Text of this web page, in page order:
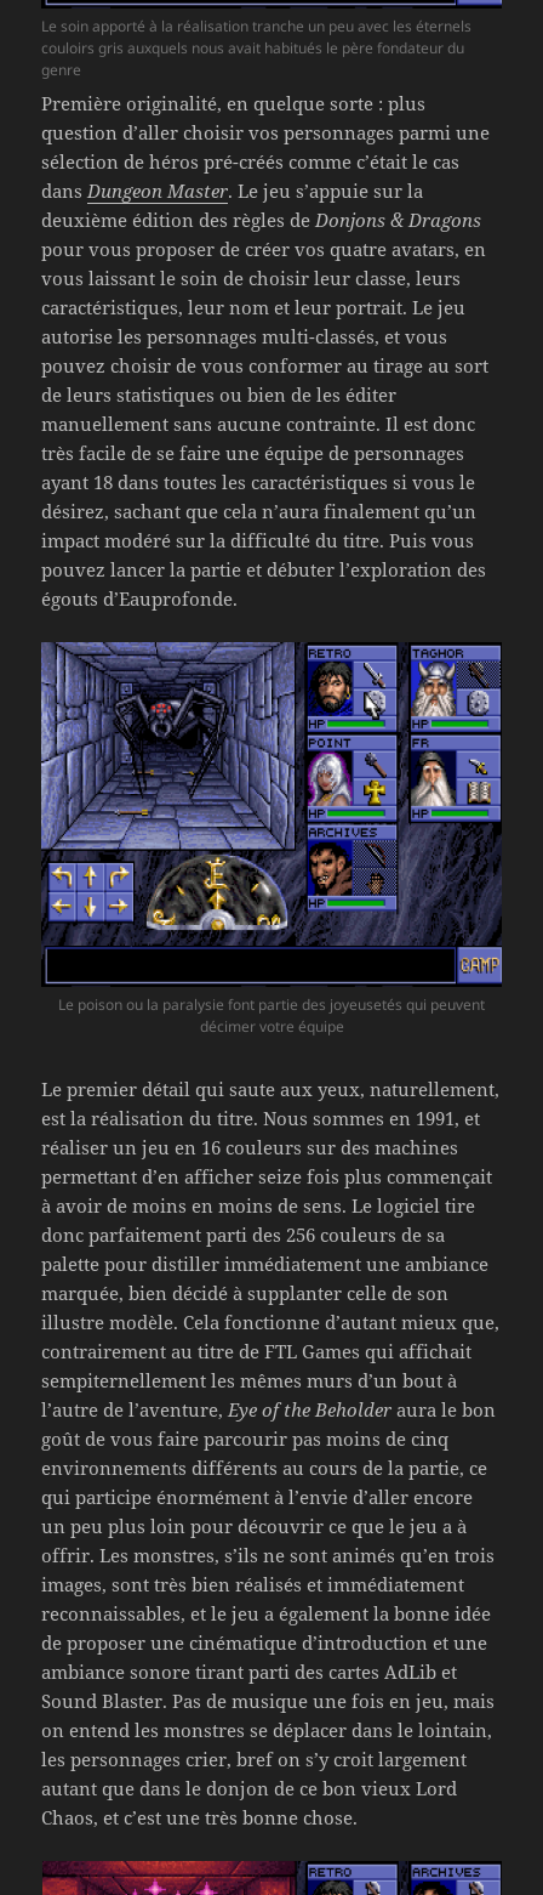
Le soin apporté à la réalisation tranche un peu avec les éternels
couloirs gris auxquels nous avait habitués le père fondateur du
genre
Première originalité, en quelque sorte : plus
question d’aller choisir vos personnages parmi une
sélection de héros pré-créés comme c’était le cas
dans Dungeon Master. Le jeu s’appuie sur la
deuxième édition des règles de Donjons & Dragons
pour vous proposer de créer vos quatre avatars, en
vous laissant le soin de choisir leur classe, leurs
caractéristiques, leur nom et leur portrait. Le jeu
autorise les personnages multi-classés, et vous
pouvez choisir de vous conformer au tirage au sort
de leurs statistiques ou bien de les éditer
manuellement sans aucune contrainte. Il est donc
très facile de se faire une équipe de personnages
ayant 18 dans toutes les caractéristiques si vous le
désirez, sachant que cela n’aura finalement qu’un
impact modéré sur la difficulté du titre. Puis vous
pouvez lancer la partie et débuter l’exploration des
égouts d’Eauprofonde.
Le poison ou la paralysie font partie des joyeusetés qui peuvent
décimer votre équipe
Le premier détail qui saute aux yeux, naturellement,
est la réalisation du titre. Nous sommes en 1991, et
réaliser un jeu en 16 couleurs sur des machines
permettant d’en afficher seize fois plus commençait
à avoir de moins en moins de sens. Le logiciel tire
donc parfaitement parti des 256 couleurs de sa
palette pour distiller immédiatement une ambiance
marquée, bien décidé à supplanter celle de son
illustre modèle. Cela fonctionne d’autant mieux que,
contrairement au titre de FTL Games qui affichait
sempiternellement les mêmes murs d’un bout à
l’autre de l’aventure, Eye of the Beholder aura le bon
goût de vous faire parcourir pas moins de cinq
environnements différents au cours de la partie, ce
qui participe énormément à l’envie d’aller encore
un peu plus loin pour découvrir ce que le jeu a à
offrir. Les monstres, s’ils ne sont animés qu’en trois
images, sont très bien réalisés et immédiatement
reconnaissables, et le jeu a également la bonne idée
de proposer une cinématique d’introduction et une
ambiance sonore tirant parti des cartes AdLib et
Sound Blaster. Pas de musique une fois en jeu, mais
on entend les monstres se déplacer dans le lointain,
les personnages crier, bref on s’y croit largement
autant que dans le donjon de ce bon vieux Lord
Chaos, et c’est une très bonne chose.